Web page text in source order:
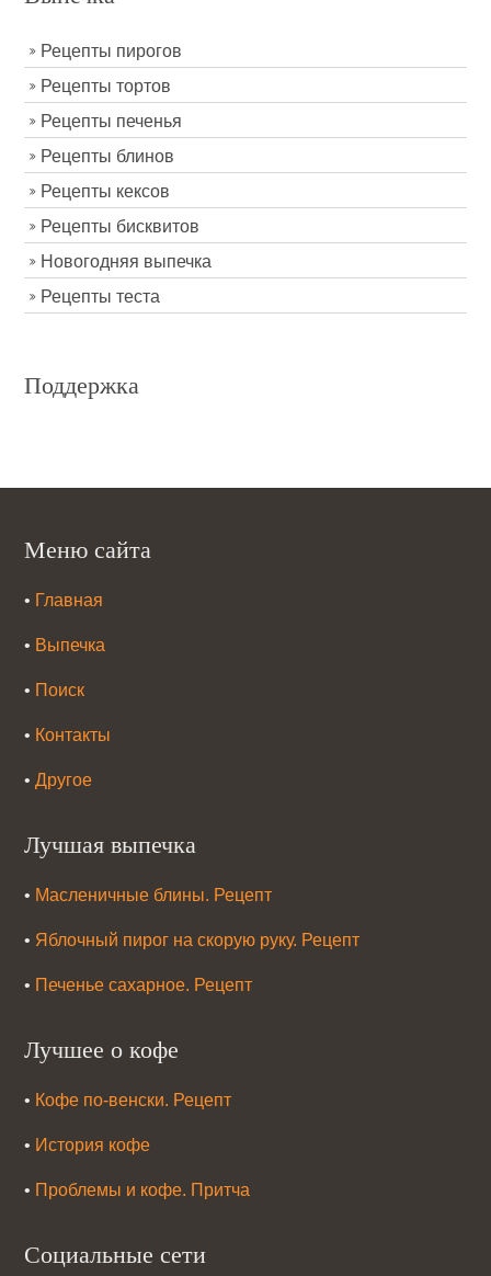
Рецепты пирогов
Рецепты тортов
Рецепты печенья
Рецепты блинов
Рецепты кексов
Рецепты бисквитов
Новогодняя выпечка
Рецепты теста
Поддержка
Меню сайта
• Главная
• Выпечка
• Поиск
• Контакты
•Другое
Лучшая выпечка
• Масленичные блины. Рецепт
• Яблочный пирог на скорую руку. Рецепт
• Печенье сахарное. Рецепт
Лучшее о кофе
• Кофе по-венски. Рецепт
• История кофе
• Проблемы и кофе. Притча
Социальные сети